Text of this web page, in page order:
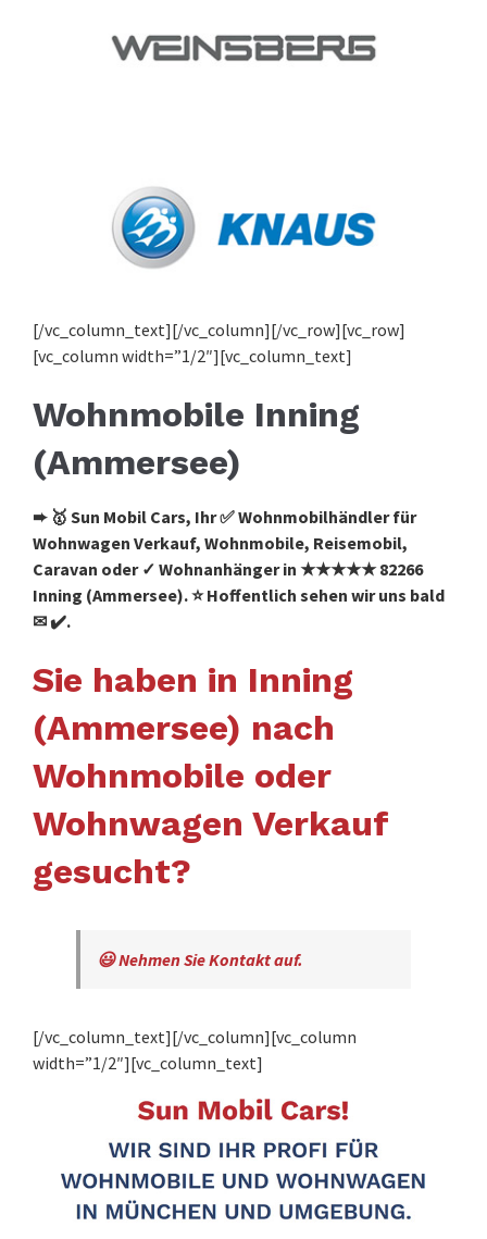
[/vc_column_text][/vc_column][/vc_row][vc_row]
[vc_column width=”1/2″][vc_column_text]
Wohnmobile Inning
(Ammersee)
➨ 🥇 Sun Mobil Cars, Ihr ✅ Wohnmobilhändler für
Wohnwagen Verkauf, Wohnmobile, Reisemobil,
Caravan oder ✓ Wohnanhänger in ★★★★★ 82266
Inning (Ammersee). ⭐ Hoffentlich sehen wir uns bald
✉ ✔️.
Sie haben in Inning
(Ammersee) nach
Wohnmobile oder
Wohnwagen Verkauf
gesucht?
😃 Nehmen Sie Kontakt auf.
[/vc_column_text][/vc_column][vc_column
width=”1/2″][vc_column_text]